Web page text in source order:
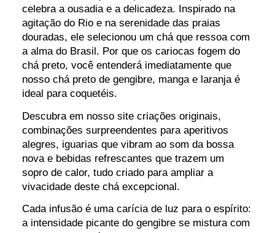
celebra a ousadia e a delicadeza. Inspirado na
agitação do Rio e na serenidade das praias
douradas, ele selecionou um chá que ressoa com
a alma do Brasil. Por que os cariocas fogem do
chá preto, você entenderá imediatamente que
nosso chá preto de gengibre, manga e laranja é
ideal para coquetéis.
Descubra em nosso site criações originais,
combinações surpreendentes para aperitivos
alegres, iguarias que vibram ao som da bossa
nova e bebidas refrescantes que trazem um
sopro de calor, tudo criado para ampliar a
vivacidade deste chá excepcional.
Cada infusão é uma carícia de luz para o espírito:
a intensidade picante do gengibre se mistura com